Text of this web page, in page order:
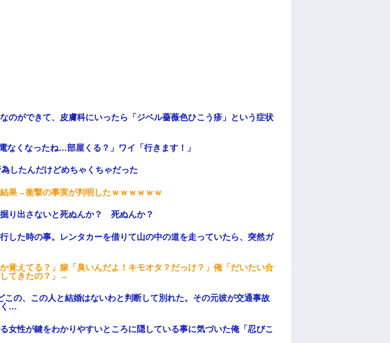
のができて、皮膚科にいったら「ジベル薔薇色ひこう疹」という症状
なくなったね…部屋くる？」ワイ「行きます！」
したんだけどめちゃくちゃだった
果→衝撃の事実が判明したｗｗｗｗｗｗ
り出さないと死ぬんか？ 死ぬんか？
した時の事。レンタカーを借りて山の中の道を走っていたら、突然ガ
覚えてる？」嫁「臭いんだよ！キモオタ？だっけ？」俺「だいたい合
てきたの？」→
この、この人と結婚はないわと判断して別れた。その元彼が交通事故
く…
女性が鍵をわかりやすいところに隠している事に気づいた俺「忍びこ